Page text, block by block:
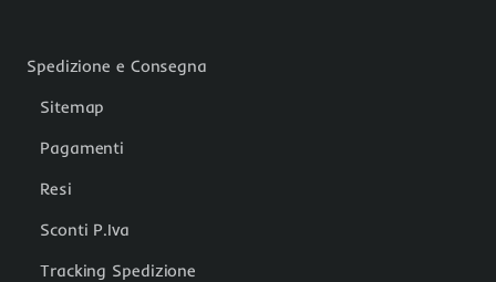
Spedizione e Consegna
Sitemap
Pagamenti
Resi
Sconti P.Iva
Tracking Spedizione